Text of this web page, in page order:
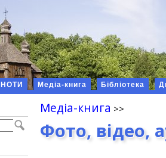
НОТИ Медіа-книга Бібліотека
Медіа-книга
Фото, відео,